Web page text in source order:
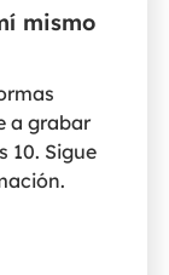
mismo
a grabar
10. Sigue